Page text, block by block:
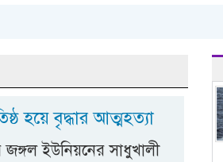
হয়ে বৃদ্ধার আত্মহত্যা
জঙ্গল ইউনিয়নের সাধুখালী